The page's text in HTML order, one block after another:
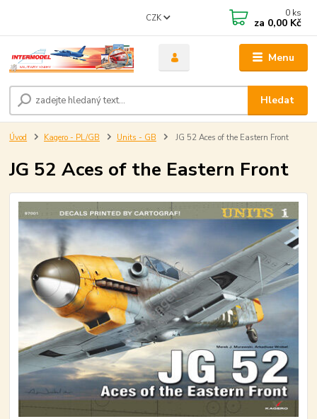
Menu
CZK
Hledat
0 ks
za 0,00 Kč
Úvod Kagero - PL/GB Units - GB JG 52 Aces of the Eastern Front
JG 52 Aces of the Eastern Front